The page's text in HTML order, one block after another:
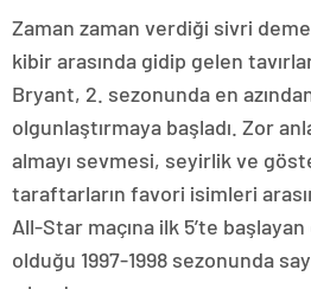
Zaman zaman verdiği sivri
kibir arasında gidip gelen
Bryant, 2. sezonunda en
olgunlaştırmaya başladı. Zor
almayı sevmesi, seyirlik ve
taraftarların favori isimleri
All-Star maçına ilk 5’te
olduğu 1997-1998 sezonunda